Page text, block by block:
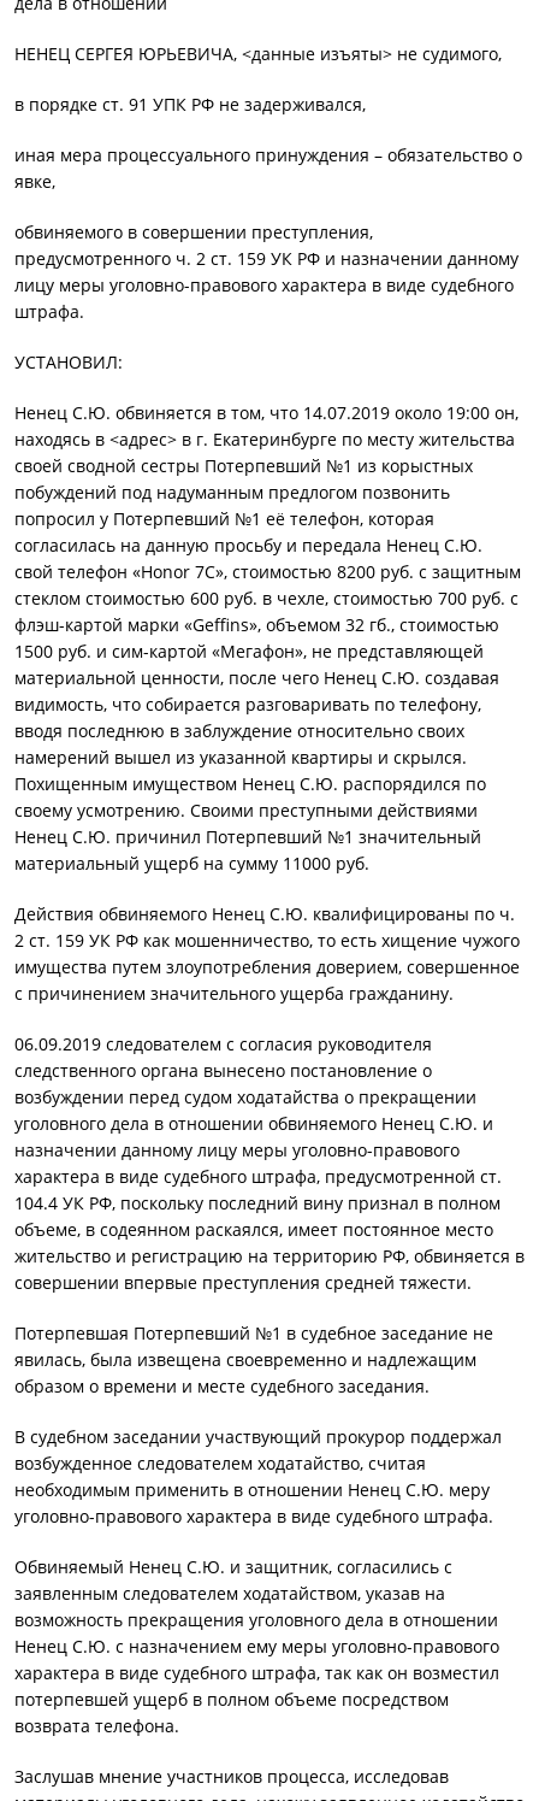
НЕНЕЦ СЕРГЕЯ ЮРЬЕВИЧА, <данные изъяты> не судимого,
в порядке ст. 91 УПК РФ не задерживался,
иная мера процессуального принуждения – обязательство о
явке,
обвиняемого в совершении преступления,
предусмотренного ч. 2 ст. 159 УК РФ и назначении данному
лицу меры уголовно-правового характера в виде судебного
штрафа.
УСТАНОВИЛ:
Ненец С.Ю. обвиняется в том, что 14.07.2019 около 19:00 он,
находясь в <адрес> в г. Екатеринбурге по месту жительства
своей сводной сестры Потерпевший №1 из корыстных
побуждений под надуманным предлогом позвонить
попросил у Потерпевший №1 её телефон, которая
согласилась на данную просьбу и передала Ненец С.Ю.
свой телефон «Honor 7C», стоимостью 8200 руб. с защитным
стеклом стоимостью 600 руб. в чехле, стоимостью 700 руб. с
флэш-картой марки «Geffins», объемом 32 гб., стоимостью
1500 руб. и сим-картой «Мегафон», не представляющей
материальной ценности, после чего Ненец С.Ю. создавая
видимость, что собирается разговаривать по телефону,
вводя последнюю в заблуждение относительно своих
намерений вышел из указанной квартиры и скрылся.
Похищенным имуществом Ненец С.Ю. распорядился по
своему усмотрению. Своими преступными действиями
Ненец С.Ю. причинил Потерпевший №1 значительный
материальный ущерб на сумму 11000 руб.
Действия обвиняемого Ненец С.Ю. квалифицированы по ч.
2 ст. 159 УК РФ как мошенничество, то есть хищение чужого
имущества путем злоупотребления доверием, совершенное
с причинением значительного ущерба гражданину.
06.09.2019 следователем с согласия руководителя
следственного органа вынесено постановление о
возбуждении перед судом ходатайства о прекращении
уголовного дела в отношении обвиняемого Ненец С.Ю. и
назначении данному лицу меры уголовно-правового
характера в виде судебного штрафа, предусмотренной ст.
104.4 УК РФ, поскольку последний вину признал в полном
объеме, в содеянном раскаялся, имеет постоянное место
жительство и регистрацию на территорию РФ, обвиняется в
совершении впервые преступления средней тяжести.
Потерпевшая Потерпевший №1 в судебное заседание не
явилась, была извещена своевременно и надлежащим
образом о времени и месте судебного заседания.
В судебном заседании участвующий прокурор поддержал
возбужденное следователем ходатайство, считая
необходимым применить в отношении Ненец С.Ю. меру
уголовно-правового характера в виде судебного штрафа.
Обвиняемый Ненец С.Ю. и защитник, согласились с
заявленным следователем ходатайством, указав на
возможность прекращения уголовного дела в отношении
Ненец С.Ю. с назначением ему меры уголовно-правового
характера в виде судебного штрафа, так как он возместил
потерпевшей ущерб в полном объеме посредством
возврата телефона.
Заслушав мнение участников процесса, исследовав